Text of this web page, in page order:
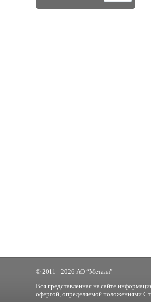
© 2011 - 2026 АО “Металл”
Вся представленная на сайте
офертой, определяемой положениями